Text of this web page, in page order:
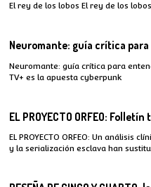
El rey de los lobos El rey de los
Neuromante: guía crítica
Neuromante: guía crítica para
TV+ es la apuesta cyberpunk
EL PROYECTO ORFEO:
EL PROYECTO ORFEO: Un análisis
y la serialización esclava han